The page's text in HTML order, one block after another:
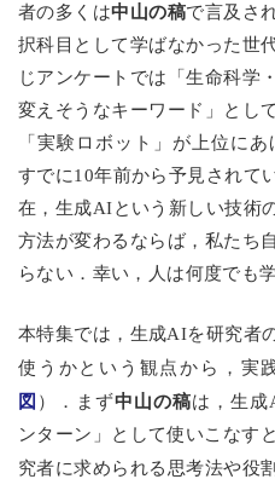
者の多くは中山の稿で言及さ
択科目として学ばなかった世
じアンケートでは「生命科学
変えそうなキーワード」とし
「実験ロボット」が上位に
すでに10年前から予見されて
在，生成AIという新しい技術
方法が変わるならば，私たち
らない．幸い，人は何度でも
本特集では，生成AIを研究者
使うかという観点から，実
図 ）．まず中山の稿は，生成
ンターン」として使いこなす
究者に求められる思考法や役